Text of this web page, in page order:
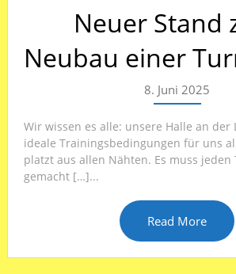
Neuer Stand
Neubau einer
8. Juni 2025
Wir wissen es alle: unsere Halle an
ideale Trainingsbedingungen für uns
platzt aus allen Nähten. Es muss jeden
gemacht […]...
Read More